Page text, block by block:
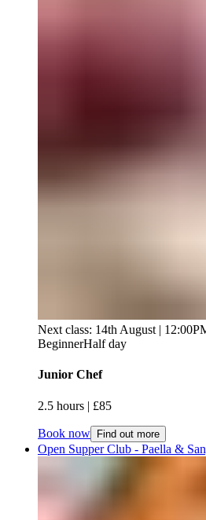
Next class: 14th August |
BeginnerHalf day
Junior Chef ​​​​‌ ‍ ​‍​‍‌‍ ‌ ​‍‌‍‍‌‌‍‌ ‌‍‍‌‌‍ ‍​‍​‍​ ‍‍​‍​‍‌ ​ ‌‍​‌‌‍ ‍‌‍‍‌‌ ‌​‌ ‍‌​‍ ‍‌‍‍‌‌‍ ​‍​‍​‍ ​​‍​‍‌‍‍​‌ ​‍‌‍‌‌‌‍‌‍​‍​‍​ ‍‍​‍​‍‌‍‍​‌ ‌​‌ ‌​‌ ​​‌ ​ ​ ‍‍​‍ ​‍ ‌‍ ​​‍ ‌‌‍​‌‌‍ ‍‌‍‌​​‍ ‌‌ ​‍​‍ ‌‌‍‍​‌‍ ‌ ‌​‌‍‌‌‌‍ ​‌ ​ ​‍ ‌‌ ​ ‌ ‌​‌ ‌‌‌‍‌​‌‍‍‌‌‍ ​‍ ‍‌ ‌‍‌‍‌‌‌ ​‍‌‍​ ‌‍‌‌‌‍ ​​‍ ‍‌‍​‌‌ ​​‌ ​​​‍ ‌‍‍‌‌‍ ‍‌ ‌​‌‍‌‌‌‍ ‍‌ ‌​​‍ ‌‍‌‌‌‍‌​‌‍‍‌‌ ‌​​‍ ‌‍ ‌‌‍ ‌‍‌​‌‍‌‌​ ‌‌ ​​‌ ​‍‌‍‌‌‌ ​ ‌‍‌‌‌‍ ‍‌ ‌​‌‍​‌‌ ‌​‌‍‍‌‌‍ ‌‍ ‍​ ‍ ‌‍‍‌‌‍‌​​ ‌‌‍‌​‌‍‌‍​ ​‍​ ‍‌‌‍‌‍‌‍​‍​ ‌​‌‍‌​​‍ ‌​ ‌​​ ‌ ​ ‍‌‌‍‌‍​‍ ‌​ ‌​​ ‌‍​ ‌‌‌‍​ ​‍ ‌​ ‍‌​ ​​​ ‌ ​ ‍​​‍ ‌‌‍​‍‌‍​ ​ ‌‍​ ​‍​ ​ ​ ​‍‌‍‌‌​ ‌‍‌‍​‍​ ‌‍​ ​‍​ ​‌​ ‍ ‌ ‌​‌ ‍‌‌ ​​‌‍‌‌​ ‌‌‍‍​‌‍ ‌ ‌​‌‍‌‌‌‍ ​‌​​ ‌‍ ​‌‍​‌‌ ​ ‌ ​ ​ ‍ ‌ ​​‌‍​‌‌ ‌​‌‍‍​​ ‌‌ ‌​‌‍‍‌‌ ‌​‌‍ ​‌‍‌‌​ ‌‍​‍‌‍​‌‌ ​ ‌‍‌‌‌‌‌‌‌ ​‍‌‍ ​​ ‌‌‍‍​‌ ‌​‌ ‌​‌ ​​‌ ​ ​‍‌‌​ ​ ‌​​‌​‍‌‌​ ​‍‌​‌‍​‍‌‌​ ​‍‌​‌‍‌‍ ​​‍ ‌‌‍​‌‌‍ ‍‌‍‌​​‍ ‌‌ ​‍​‍ ‌‌‍‍​‌‍ ‌ ‌​‌‍‌‌‌‍ ​‌ ​ ​‍ ‌‌ ​ ‌ ‌​‌ ‌‌‌‍‌​‌‍‍‌‌‍ ​‍ ‍‌ ‌‍‌‍‌‌‌ ​‍‌‍​ ‌‍‌‌‌‍ ​​‍ ‍‌‍​‌‌ ​​‌ ​​​‍‌‍‌‍‍‌‌‍‌​​ ‌‌‍‌​‌‍‌‍​ ​‍​ ‍‌‌‍‌‍‌‍​‍​ ‌​‌‍‌​​‍ ‌​ ‌​​ ‌ ​ ‍‌‌‍‌‍​‍ ‌​ ‌​​ ‌‍​ ‌‌‌‍​ ​‍ ‌​ ‍‌​ ​​​ ‌ ​ ‍​​‍ ‌‌‍​‍‌‍​ ​ ‌‍​ ​‍​ ​ ​ ​‍‌‍‌‌​ ‌‍‌‍​‍​ ‌‍​ ​‍​ ​‌​‍‌‍‌ ‌​‌ ‍‌‌ ​​‌‍‌‌​ ‌‌‍‍​‌‍ ‌ ‌​‌‍‌‌‌‍ ​‌​​ ‌‍ ​‌‍​‌‌ ​ ‌ ​ ​‍‌‍‌ ​​‌‍​‌‌ ‌​‌‍‍​​ ‌‌ ‌​‌‍‍‌‌ ‌​‌‍ ​‌‍‌‌​‍‌‍‌ ​​‌‍‌‌‌ ​‍‌ ​ ‌ ​​‌‍‌‌‌‍​ ‌ ‌​‌‍‍‌‌ ‌‍‌‍‌‌​ ‌‌ ​​‌ ‌‌‌‍​‍‌‍ ​‌‍‍‌‌ ​ ‌‍‍​‌‍‌‌‌‍‌​​‍​‍‌ ‌
2.5 hours​​​​‌ ‍ ​‍​‍‌‍ ‌ ​‍‌‍‍‌‌‍‌ ‌‍‍‌‌‍ ‍​‍​‍​ ‍‍​‍​‍‌ ​ ‌‍​‌‌‍ ‍‌‍‍‌‌ ‌​‌ ‍‌​‍ ‍‌‍‍‌‌‍ ​‍​‍​‍ ​​‍​‍‌‍‍​‌ ​‍‌‍‌‌‌‍‌‍​‍​‍​ ‍‍​‍​‍‌‍‍​‌ ‌​‌ ‌​‌ ​​‌ ​ ​ ‍‍​‍ ​‍ ‌‍ ​​‍ ‌‌‍​‌‌‍ ‍‌‍‌​​‍ ‌‌ ​‍​‍ ‌‌‍‍​‌‍ ‌ ‌​‌‍‌‌‌‍ ​‌ ​ ​‍ ‌‌ ​ ‌ ‌​‌ ‌‌‌‍‌​‌‍‍‌‌‍ ​‍ ‍‌ ‌‍‌‍‌‌‌ ​‍‌‍​ ‌‍‌‌‌‍ ​​‍ ‍‌‍​‌‌ ​​‌ ​​​‍ ‌‍‍‌‌‍ ‍‌ ‌​‌‍‌‌‌‍ ‍‌ ‌​​‍ ‌‍‌‌‌‍‌​‌‍‍‌‌ ‌​​‍ ‌‍ ‌‌‍ ‌‍‌​‌‍‌‌​ ‌‌ ​​‌ ​‍‌‍‌‌‌ ​ ‌‍‌‌‌‍ ‍‌ ‌​‌‍​‌‌ ‌​‌‍‍‌‌‍ ‌‍ ‍​ ‍ ‌‍‍‌‌‍‌​​ ‌‌‍‌​‌‍‌‍​ ​‍​ ‍‌‌‍‌‍‌‍​‍​ ‌​‌‍‌​​‍ ‌​ ‌​​ ‌ ​ ‍‌‌‍‌‍​‍ ‌​ ‌​​ ‌‍​ ‌‌‌‍​ ​‍ ‌​ ‍‌​ ​​​ ‌ ​ ‍​​‍ ‌‌‍​‍‌‍​ ​ ‌‍​ ​‍​ ​ ​ ​‍‌‍‌‌​ ‌‍‌‍​‍​ ‌‍​ ​‍​ ​‌​ ‍ ‌ ‌​‌ ‍‌‌ ​​‌‍‌‌​ ‌‌‍‍​‌‍ ‌ ‌​‌‍‌‌‌‍ ​‌​​ ‌‍ ​‌‍​‌‌ ​ ‌ ​ ​ ‍ ‌ ​​‌‍​‌‌ ‌​‌‍‍​​ ‌‌ ‌​‌‍‍‌‌‍ ‌‌‍‌‌​ ‌‍​‍‌‍​‌‌ ​ ‌‍‌‌‌‌‌‌‌ ​‍‌‍ ​​ ‌‌‍‍​‌ ‌​‌ ‌​‌ ​​‌ ​ ​‍‌‌​ ​ ‌​​‌​‍‌‌​ ​‍‌​‌‍​‍‌‌​ ​‍‌​‌‍‌‍ ​​‍ ‌‌‍​‌‌‍ ‍‌‍‌​​‍ ‌‌ ​‍​‍ ‌‌‍‍​‌‍ ‌ ‌​‌‍‌‌‌‍ ​‌ ​ ​‍ ‌‌ ​ ‌ ‌​‌ ‌‌‌‍‌​‌‍‍‌‌‍ ​‍ ‍‌ ‌‍‌‍‌‌‌ ​‍‌‍​ ‌‍‌‌‌‍ ​​‍ ‍‌‍​‌‌ ​​‌ ​​​‍‌‍‌‍‍‌‌‍‌​​ ‌‌‍‌​‌‍‌‍​ ​‍​ ‍‌‌‍‌‍‌‍​‍​ ‌​‌‍‌​​‍ ‌​ ‌​​ ‌ ​ ‍‌‌‍‌‍​‍ ‌​ ‌​​ ‌‍​ ‌‌‌‍​ ​‍ ‌​ ‍‌​ ​​​ ‌ ​ ‍​​‍ ‌‌‍​‍‌‍​ ​ ‌‍​ ​‍​ ​ ​ ​‍‌‍‌‌​ ‌‍‌‍​‍​ ‌‍​ ​‍​ ​‌​‍‌‍‌ ‌​‌ ‍‌‌ ​​‌‍‌‌​ ‌‌‍‍​‌‍ ‌ ‌​‌‍‌‌‌‍ ​‌​​ ‌‍ ​‌‍​‌‌ ​ ‌ ​ ​‍‌‍‌ ​​‌‍​‌‌ ‌​‌‍‍​​ ‌‌ ‌​‌‍‍‌‌‍ ‌‌‍‌‌​‍‌‍‌ ​​‌‍‌‌‌ ​‍‌ ​ ‌ ​​‌‍‌‌‌‍​ ‌ ‌​‌‍‍‌‌ ‌‍‌‍‌‌​ ‌‌ ​​‌ ‌‌‌‍​‍‌‍ ​‌‍‍‌‌ ​ ‌‍‍​‌‍‌‌‌‍‌​​‍​‍‌ ‌ | £85​​​​‌ ‍ ​‍​‍‌‍ ‌ ​‍‌‍‍‌‌‍‌ ‌‍‍‌‌‍ ‍​‍​‍​ ‍‍​‍​‍‌ ​ ‌‍​‌‌‍ ‍‌‍‍‌‌ ‌​‌ ‍‌​‍ ‍‌‍‍‌‌‍ ​‍​‍​‍ ​​‍​‍‌‍‍​‌ ​‍‌‍‌‌‌‍‌‍​‍​‍​ ‍‍​‍​‍‌‍‍​‌ ‌​‌ ‌​‌ ​​‌ ​ ​ ‍‍​‍ ​‍ ‌‍ ​​‍ ‌‌‍​‌‌‍ ‍‌‍‌​​‍ ‌‌ ​‍​‍ ‌‌‍‍​‌‍ ‌ ‌​‌‍‌‌‌‍ ​‌ ​ ​‍ ‌‌ ​ ‌ ‌​‌ ‌‌‌‍‌​‌‍‍‌‌‍ ​‍ ‍‌ ‌‍‌‍‌‌‌ ​‍‌‍​ ‌‍‌‌‌‍ ​​‍ ‍‌‍​‌‌ ​​‌ ​​​‍ ‌‍‍‌‌‍ ‍‌ ‌​‌‍‌‌‌‍ ‍‌ ‌​​‍ ‌‍‌‌‌‍‌​‌‍‍‌‌ ‌​​‍ ‌‍ ‌‌‍ ‌‍‌​‌‍‌‌​ ‌‌ ​​‌ ​‍‌‍‌‌‌ ​ ‌‍‌‌‌‍ ‍‌ ‌​‌‍​‌‌ ‌​‌‍‍‌‌‍ ‌‍ ‍​ ‍ ‌‍‍‌‌‍‌​​ ‌‌‍‌​‌‍‌‍​ ​‍​ ‍‌‌‍‌‍‌‍​‍​ ‌​‌‍‌​​‍ ‌​ ‌​​ ‌ ​ ‍‌‌‍‌‍​‍ ‌​ ‌​​ ‌‍​ ‌‌‌‍​ ​‍ ‌​ ‍‌​ ​​​ ‌ ​ ‍​​‍ ‌‌‍​‍‌‍​ ​ ‌‍​ ​‍​ ​ ​ ​‍‌‍‌‌​ ‌‍‌‍​‍​ ‌‍​ ​‍​ ​‌​ ‍ ‌ ‌​‌ ‍‌‌ ​​‌‍‌‌​ ‌‌‍‍​‌‍ ‌ ‌​‌‍‌‌‌‍ ​‌​​ ‌‍ ​‌‍​‌‌ ​ ‌ ​ ​ ‍ ‌ ​​‌‍​‌‌ ‌​‌‍‍​​ ‌‌ ​​‌ ​‍‌‍‍‌‌‍​ ‌‍‌‌​ ‌‍​‍‌‍​‌‌ ​ ‌‍‌‌‌‌‌‌‌ ​‍‌‍ ​​ ‌‌‍‍​‌ ‌​‌ ‌​‌ ​​‌ ​ ​‍‌‌​ ​ ‌​​‌​‍‌‌​ ​‍‌​‌‍​‍‌‌​ ​‍‌​‌‍‌‍ ​​‍ ‌‌‍​‌‌‍ ‍‌‍‌​​‍ ‌‌ ​‍​‍ ‌‌‍‍​‌‍ ‌ ‌​‌‍‌‌‌‍ ​‌ ​ ​‍ ‌‌ ​ ‌ ‌​‌ ‌‌‌‍‌​‌‍‍‌‌‍ ​‍ ‍‌ ‌‍‌‍‌‌‌ ​‍‌‍​ ‌‍‌‌‌‍ ​​‍ ‍‌‍​‌‌ ​​‌ ​​​‍‌‍‌‍‍‌‌‍‌​​ ‌‌‍‌​‌‍‌‍​ ​‍​ ‍‌‌‍‌‍‌‍​‍​ ‌​‌‍‌​​‍ ‌​ ‌​​ ‌ ​ ‍‌‌‍‌‍​‍ ‌​ ‌​​ ‌‍​ ‌‌‌‍​ ​‍ ‌​ ‍‌​ ​​​ ‌ ​ ‍​​‍ ‌‌‍​‍‌‍​ ​ ‌‍​ ​‍​ ​ ​ ​‍‌‍‌‌​ ‌‍‌‍​‍​ ‌‍​ ​‍​ ​‌​‍‌‍‌ ‌​‌ ‍‌‌ ​​‌‍‌‌​ ‌‌‍‍​‌‍ ‌ ‌​‌‍‌‌‌‍ ​‌​​ ‌‍ ​‌‍​‌‌ ​ ‌ ​ ​‍‌‍‌ ​​‌‍​‌‌ ‌​‌‍‍​​ ‌‌ ​​‌ ​‍‌‍‍‌‌‍​ ‌‍‌‌​‍‌‍‌ ​​‌‍‌‌‌ ​‍‌ ​ ‌ ​​‌‍‌‌‌‍​ ‌ ‌​‌‍‍‌‌ ‌‍‌‍‌‌​ ‌‌ ​​‌ ‌‌‌‍​‍‌‍ ​‌‍‍‌‌ ​ ‌‍‍​‌‍‌‌‌‍‌​​‍​‍‌ ‌
Book now Find out more
Open Supper Club - Paella & Sangria​​​​‌